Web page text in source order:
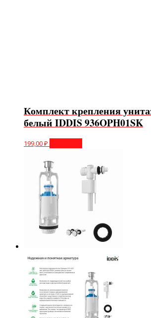
Комплект крепления
белый IDDIS 936OPH01SK
199,00₽